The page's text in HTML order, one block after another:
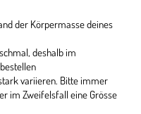
der Körpermasse deines
deshalb im
variieren. Bitte immer
im Zweifelsfall eine Grösse